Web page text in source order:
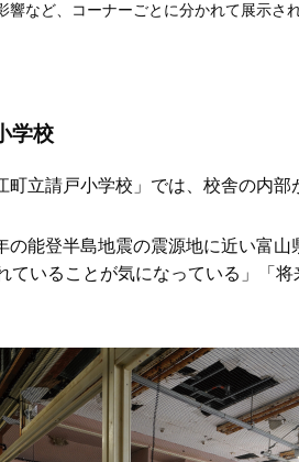
響など、コーナーごとに分かれて展示さ
学校
立請戸小学校」では、校舎の内部
能登半島地震の震源地に近い富
ていることが気になっている」「